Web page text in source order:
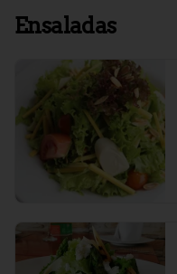
Ensaladas